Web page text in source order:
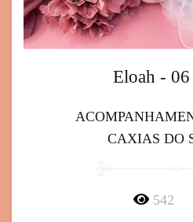
Eloah - 06
CAXIAS DO
542